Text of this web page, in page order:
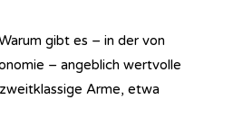
gibt es – in der von
– angeblich wertvolle
Arme, etwa